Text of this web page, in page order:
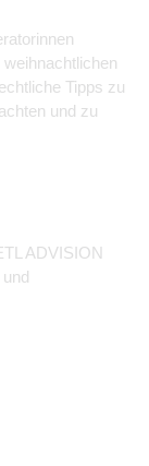
Tipps zu
und zu
ADVISION